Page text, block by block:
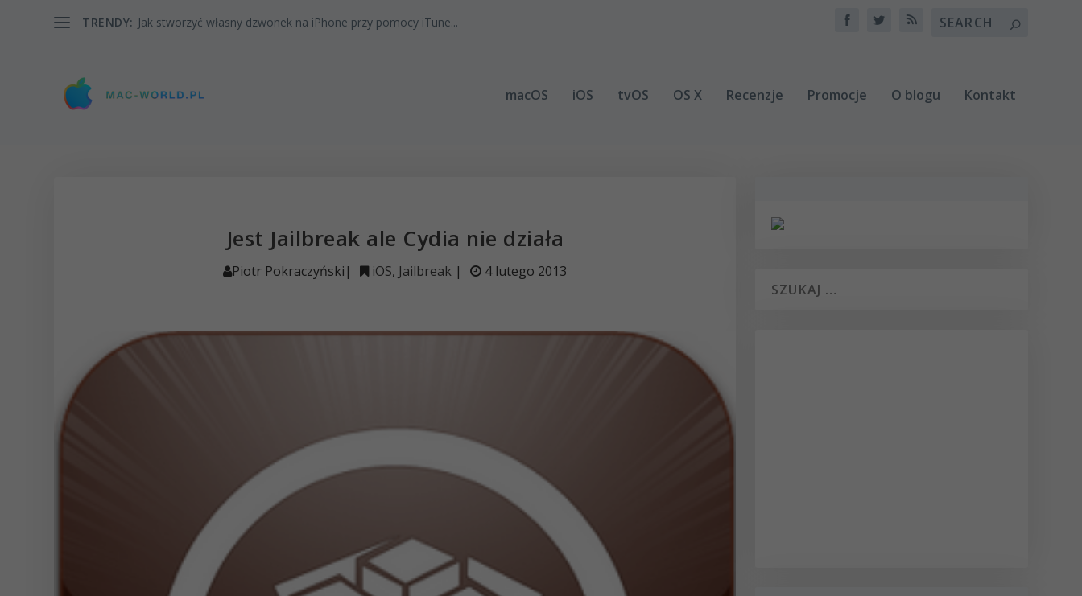
TRENDY: Jak stworzyć własny dzwonek na iPhone przy pomocy iTune...
macOS iOS tvOS OS X Recenzje Promocje O blogu Kontakt
Jest Jailbreak ale Cydia nie działa
Piotr Pokraczyński | iOS, Jailbreak | 4 lutego 2013